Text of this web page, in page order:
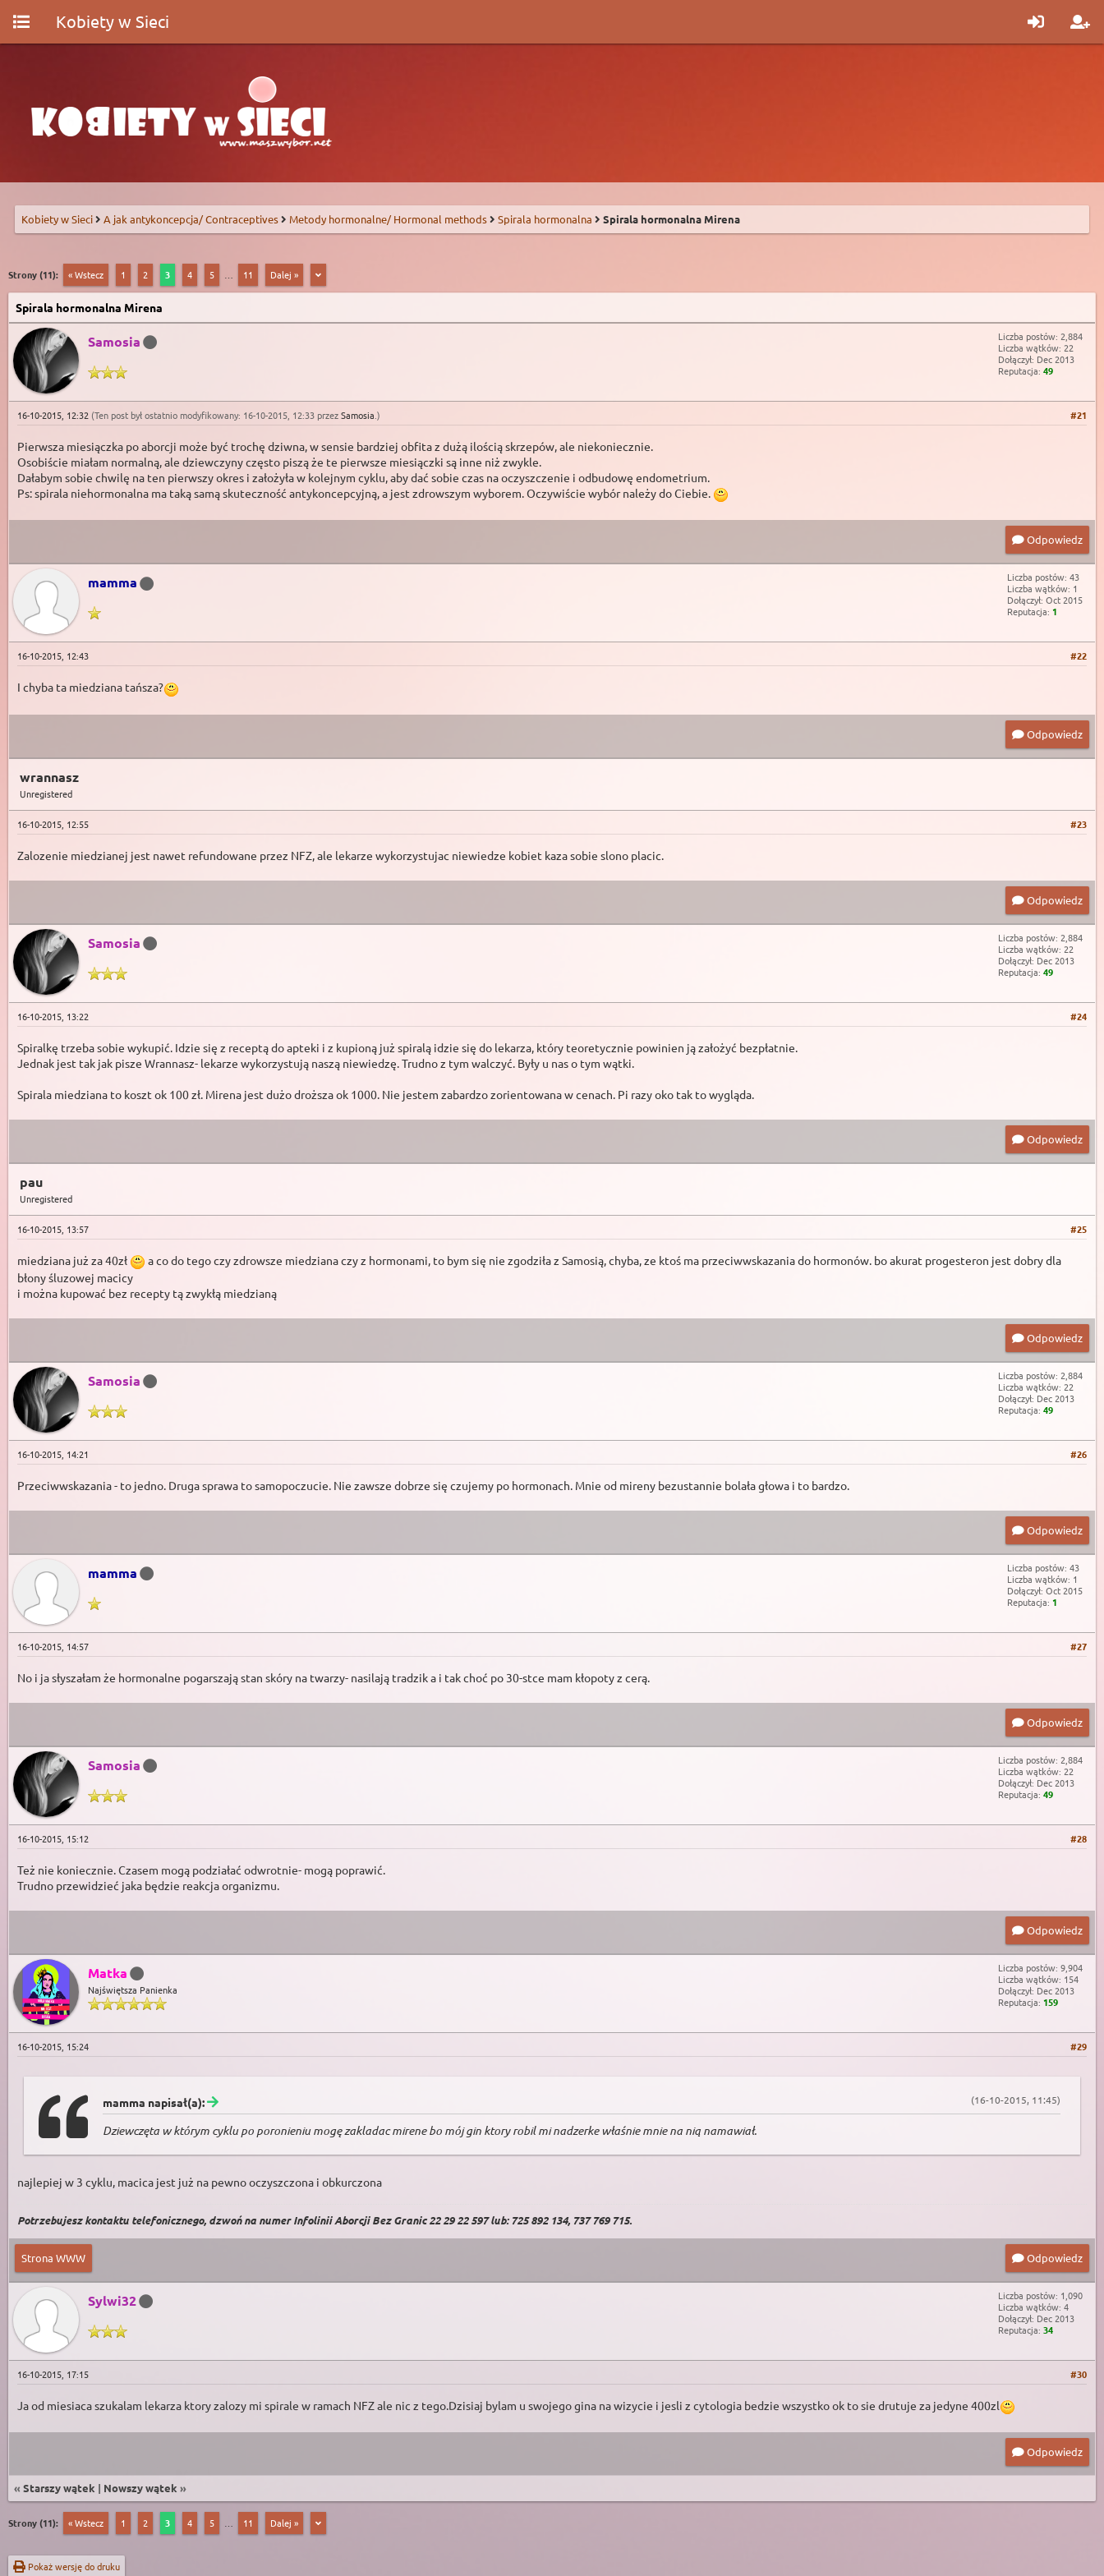
Kobiety w Sieci
Kobiety w Sieci A jak antykoncepcja/ Contraceptives Metody hormonalne/ Hormonal methods Spirala hormonalna Spirala hormonalna Mirena
Strony (11): « Wstecz 1 2 3 4 5 11 Dalej »
Spirala hormonalna Mirena
Samosia
Liczba postów: 2,884
Liczba wątków: 22
Dołączył: Dec 2013
Reputacja: 49
#21
16-10-2015, 12:32 (Ten post był ostatnio modyfikowany: 16-10-2015, 12:33 przezSamosia )
Pierwsza miesiączka po aborcji może być trochę dziwna, w sensie bardziej obfita z dużą ilością skrzepów, ale niekoniecznie.
Osobiście miałam normalną, ale dziewczyny często piszą że te pierwsze miesiączki są inne niż zwykle.
Dałabym sobie chwilę na ten pierwszy okres i założyła w kolejnym cyklu, aby dać sobie czas na oczyszczenie i odbudowę endometrium.
Ps: spirala niehormonalna ma taką samą skuteczność antykoncepcyjną, a jest zdrowszym wyborem. Oczywiście wybór należy do Ciebie.
Odpowiedz
mamma
Liczba postów: 43
Liczba wątków: 1
Dołączył: Oct 2015
Reputacja: 1
#22
16-10-2015, 12:43
I chyba ta miedziana tańsza?
Odpowiedz
wrannasz
Unregistered
#23
16-10-2015, 12:55
Zalozenie miedzianej jest nawet refundowane przez NFZ, ale lekarze wykorzystujac niewiedze kobiet kaza sobie slono placic.
Odpowiedz
Samosia
Liczba postów: 2,884
Liczba wątków: 22
Dołączył: Dec 2013
Reputacja: 49
#24
16-10-2015, 13:22
Spiralkę trzeba sobie wykupić. Idzie się z receptą do apteki i z kupioną już spiralą idzie się do lekarza, który teoretycznie powinien ją założyć bezpłatnie.
Jednak jest tak jak pisze Wrannasz- lekarze wykorzystują naszą niewiedzę. Trudno z tym walczyć. Były u nas o tym wątki.
Spirala miedziana to koszt ok 100 zł. Mirena jest dużo droższa ok 1000. Nie jestem zabardzo zorientowana w cenach. Pi razy oko tak to wygląda.
Odpowiedz
pau
Unregistered
#25
16-10-2015, 13:57
miedziana już za 40zł
a co do tego czy zdrowsze miedziana czy z hormonami, to bym się nie zgodziła z Samosią, chyba, ze ktoś ma przeciwwskazania do hormonów. bo akurat progesteron jest dobry dla
błony śluzowej macicy
i można kupować bez recepty tą zwykłą miedzianą
Odpowiedz
Samosia
Liczba postów: 2,884
Liczba wątków: 22
Dołączył: Dec 2013
Reputacja: 49
#26
16-10-2015, 14:21
Przeciwwskazania - to jedno. Druga sprawa to samopoczucie. Nie zawsze dobrze się czujemy po hormonach. Mnie od mireny bezustannie bolała głowa i to bardzo.
Odpowiedz
mamma
Liczba postów: 43
Liczba wątków: 1
Dołączył: Oct 2015
Reputacja: 1
#27
16-10-2015, 14:57
No i ja słyszałam że hormonalne pogarszają stan skóry na twarzy- nasilają tradzik a i tak choć po 30-stce mam kłopoty z cerą.
Odpowiedz
Samosia
Liczba postów: 2,884
Liczba wątków: 22
Dołączył: Dec 2013
Reputacja: 49
#28
16-10-2015, 15:12
Też nie koniecznie. Czasem mogą podziałać odwrotnie- mogą poprawić.
Trudno przewidzieć jaka będzie reakcja organizmu.
Odpowiedz
Matka
Najświętsza Panienka
Liczba postów: 9,904
Liczba wątków: 154
Dołączył: Dec 2013
Reputacja: 159
#29
16-10-2015, 15:24
(16-10-2015, 11:45)
mamma napisał(a):
Dziewczęta w którym cyklu po poronieniu mogę zakladac mirene bo mój gin ktory robil mi nadzerke właśnie mnie na nią namawiał.
najlepiej w 3 cyklu, macica jest już na pewno oczyszczona i obkurczona
Potrzebujesz kontaktu telefonicznego, dzwoń na numer Infolinii Aborcji Bez Granic 22 29 22 597 lub: 725 892 134, 737 769 715.
Strona WWW Odpowiedz
Sylwi32
Liczba postów: 1,090
Liczba wątków: 4
Dołączył: Dec 2013
Reputacja: 34
#30
16-10-2015, 17:15
Ja od miesiaca szukalam lekarza ktory zalozy mi spirale w ramach NFZ ale nic z tego.Dzisiaj bylam u swojego gina na wizycie i jesli z cytologia bedzie wszystko ok to sie drutuje za jedyne 400zl
Odpowiedz
« Starszy wątek | Nowszy wątek »
Strony (11): « Wstecz 1 2 3 4 5 11 Dalej »
Pokaż wersję do druku